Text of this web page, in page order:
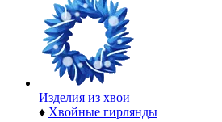
Изделия из хвои
♦ Хвойные гирлянды